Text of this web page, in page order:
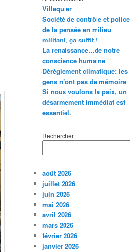
Villequier
Société de contrôle et police
de la pensée en milieu
militant, ça suffit !
La renaissance…de notre
conscience humaine
Dérèglement climatique: les
gens n’ont pas de mémoire
Si nous voulons la paix, un
désarmement immédiat est
essentiel.
Rechercher
août 2026
juillet 2026
juin 2026
mai 2026
avril 2026
mars 2026
février 2026
janvier 2026